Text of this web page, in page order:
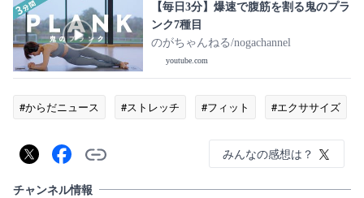
【毎日3分】爆速で腹筋を割る鬼のプラ
ンク7種目
のがちゃんねる/nogachannel
youtube.com
#からだニュース #ストレッチ #フィット #エクササイズ
みんなの感想は？
チャンネル情報